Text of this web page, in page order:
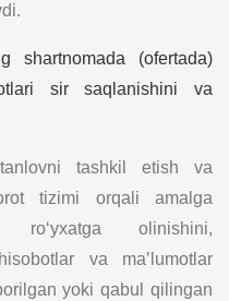
shartnomada (ofertada)
sir saqlanishini va
tashkil etish va
tizimi orqali amalga
ro‘yxatga olinishini,
va ma’lumotlar
yoki qabul qilingan